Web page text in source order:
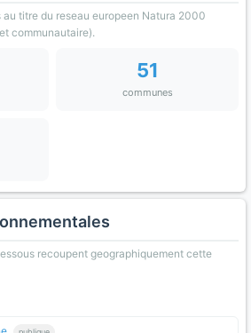
titre du reseau europeen Natura 2000
communautaire).
51
communes
recoupent geographiquement cette